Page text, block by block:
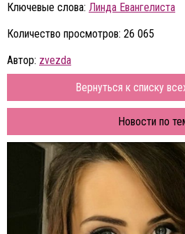
Ключевые слова: Линда Евангелиста
Количество просмотров: 26 065
Автор: zvezda
Вернуться к списку
Новости по